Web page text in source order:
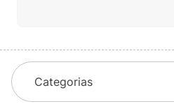
Categorias